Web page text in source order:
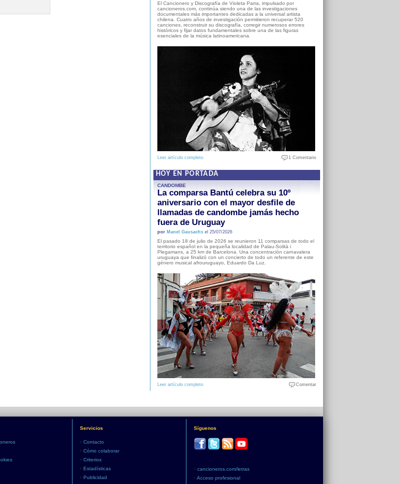
El Cancionero y Discografía de Violeta Parra, impulsado por
cancioneros.com, continúa siendo una de las investigaciones
documentales más importantes dedicadas a la universal artista
chilena. Cuatro años de investigación permitieron recuperar 520
canciones, reconstruir su discografía, corregir numerosos errores
históricos y fijar datos fundamentales sobre una de las figuras
esenciales de la música latinoamericana.
Leer artículo completo 1 Comentario
HOY EN PORTADA
CANDOMBE
La comparsa Bantú celebra su 10º
aniversario con el mayor desfile de
llamadas de candombe jamás hecho
fuera de Uruguay
por Manel Gausachsel 25/07/2026
El pasado 18 de julio de 2026 se reunieron 11 comparsas de todo el
territorio español en la pequeña localidad de Palau-Solità i
Plegamans, a 25 km de Barcelona. Una concentración carnavalera
uruguaya que finalizó con un concierto de todo un referente de este
género musical afrouruguayo, Eduardo Da Luz.
Leer artículo completo Comentar
Servicios
• Contacto
• Cómo colaborar
• Criterios
• Estadísticas
• Publicidad
Síguenos
• cancioneros.com/letras
• Acceso profesional